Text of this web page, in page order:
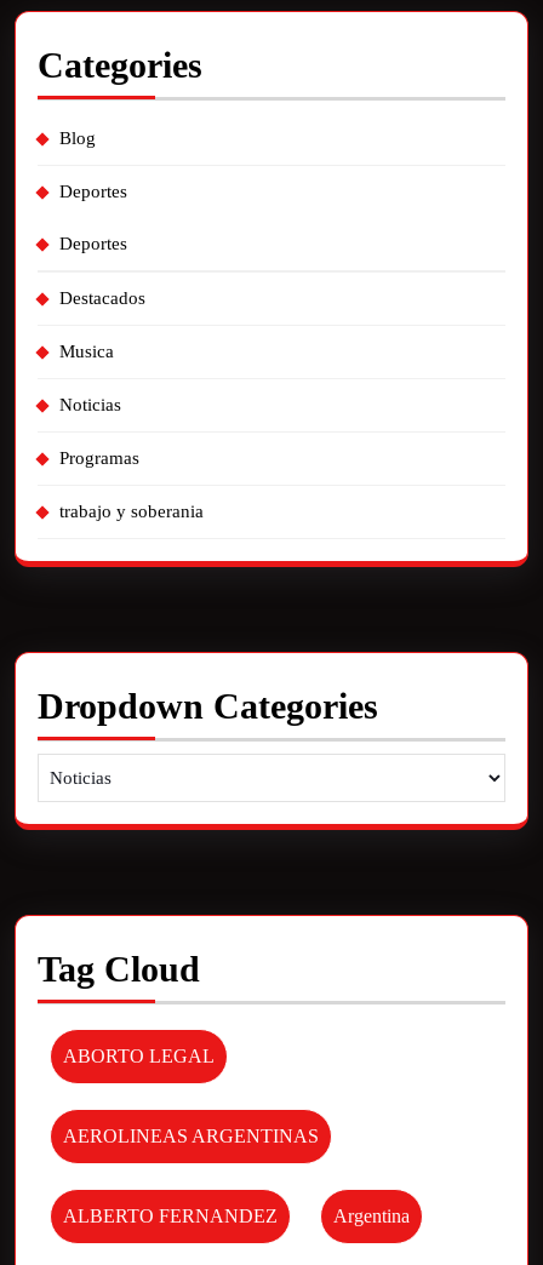
Categories
Blog
Deportes
Deportes
Destacados
Musica
Noticias
Programas
trabajo y soberania
Dropdown Categories
Tag Cloud
ABORTO LEGAL
AEROLINEAS ARGENTINAS
ALBERTO FERNANDEZ Argentina